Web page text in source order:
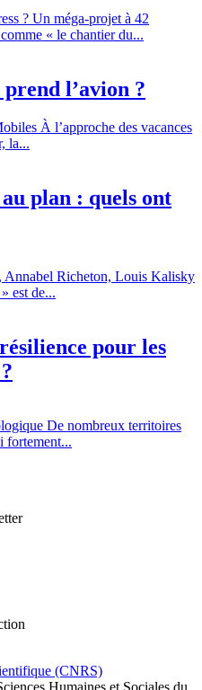
? Un méga-projet à 42
« le chantier du...
l’avion ?
À l’approche des vacances
la...
plan : quels ont
Annabel Richeton, Louis Kalisky
est de...
pour les
De nombreux territoires
fortement...